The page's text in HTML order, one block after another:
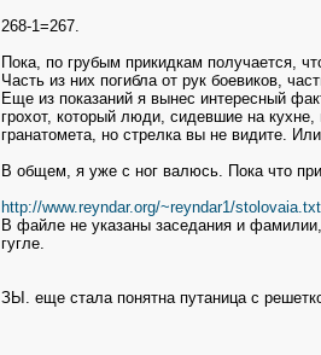
268-1=267.
Пока, по грубым прикидкам получается,
Часть из них погибла от рук боевиков,
Еще из показаний я вынес интересный
грохот, который люди, сидевшие на
гранатомета, но стрелка вы не видите.
В общем, я уже с ног валюсь. Пока что
http://www.reyndar.org/~reyndar1/stolovaia.txt
В файле не указаны заседания и
гугле.
ЗЫ. еще стала понятна путаница с